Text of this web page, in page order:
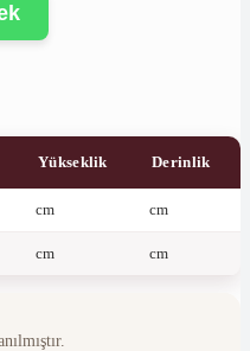
Yükseklik Derinlik
cm cm
cm cm